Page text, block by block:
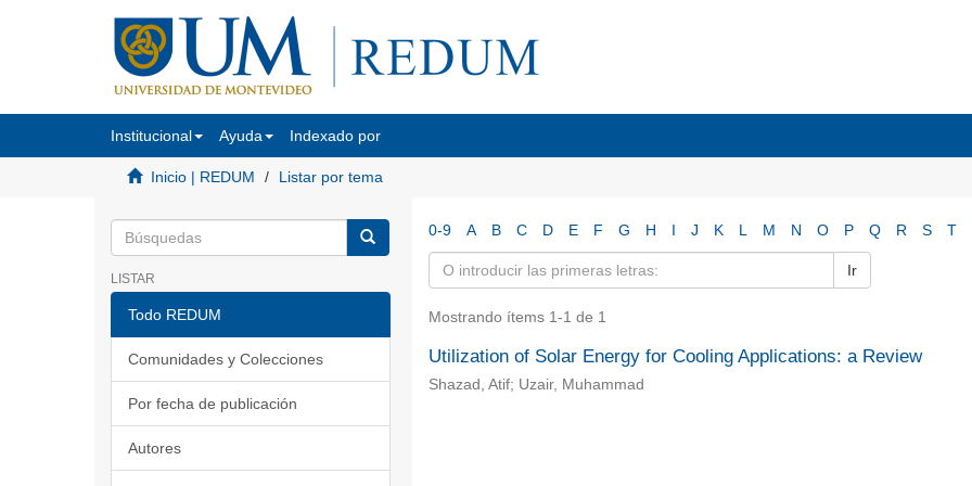
Institucional Ayuda Indexado por
Inicio | REDUM Listar por tema
LISTAR
Todo REDUM
Comunidades y Colecciones
Por fecha de publicación
Autores
0-9 A B C D E F G H I J K L M N O P Q R S T
Ir
Mostrando ítems 1-1 de 1
Utilization of Solar Energy for Cooling Applications: a Review
Shazad, Atif; Uzair, Muhammad